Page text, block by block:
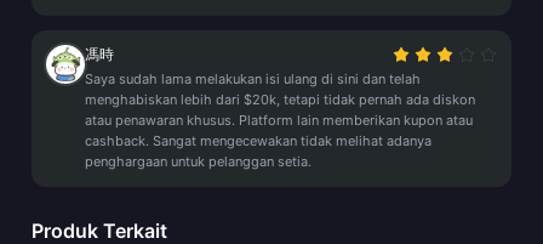
馮時
Saya sudah lama melakukan isi ulang di sini dan telah
menghabiskan lebih dari $20k, tetapi tidak pernah ada diskon
atau penawaran khusus. Platform lain memberikan kupon atau
cashback. Sangat mengecewakan tidak melihat adanya
penghargaan untuk pelanggan setia.
Produk Terkait